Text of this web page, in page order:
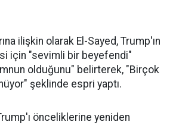
ilişkin olarak El-Sayed, Trump'ın
için "sevimli bir beyefendi"
olduğunu" belirterek, "Birçok
şeklinde espri yaptı.
önceliklerine yeniden